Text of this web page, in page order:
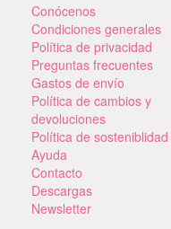
Conócenos
Condiciones generales
Política de privacidad
Preguntas frecuentes
Gastos de envío
Política de cambios y
devoluciones
Política de sosteniblidad
Ayuda
Contacto
Descargas
Newsletter